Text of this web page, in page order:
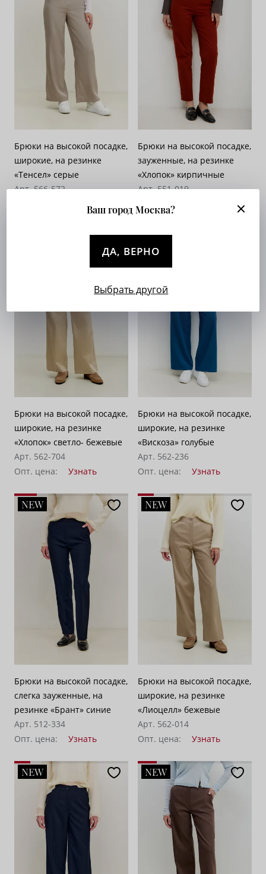
Брюки на высокой посадке,
широкие, на резинке
«Тенсел» серые
Арт. 566-572
Узнать
Брюки на высокой посадке,
зауженные, на резинке
«Хлопок» кирпичные
Арт. 551-019
Опт. цена:
Брюки на высокой посадке,
широкие, на резинке
«Хлопок» светло- бежевые
Арт. 562-704
Опт. цена:
Узнать
NEW
Брюки на высокой посадке,
широкие, на резинке
«Вискоза» голубые
Арт. 562-236
Опт. цена:
Узнать
NEW
Брюки на высокой посадке,
слегка зауженные, на
резинке «Брант» синие
Арт. 512-334
Опт. цена:
Узнать
NEW
Брюки на высокой посадке,
широкие, на резинке
«Лиоцелл» бежевые
Арт. 562-014
Опт. цена:
Узнать
NEW NEW
Ваш город Москва?
ДА, ВЕРНО
Выбрать другой